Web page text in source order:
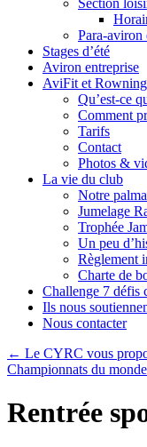
Section
Para-aviron
Stages d’été
Aviron entreprise
AviFit et Rowning
Qu’est-ce
Comment
Tarifs
Contact
Photos &
La vie du club
Notre
Jumelage
Trophée
Un peu
Règlement
Charte de
Challenge 7 défis
Ils nous
Nous contacter
← Le CYRC vous
Championnats du
Rentrée